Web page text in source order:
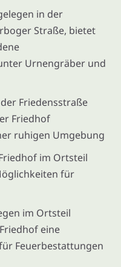
in der
Straße, bietet
Urnengräber und
Friedensstraße
Friedhof
ruhigen Umgebung
im Ortsteil
für
im Ortsteil
eine
Feuerbestattungen